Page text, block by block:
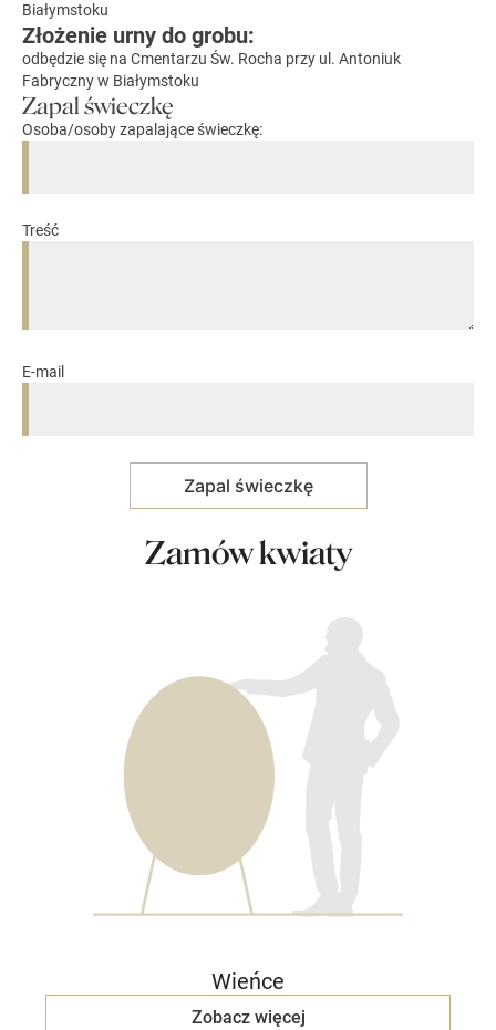
Białymstoku
Złożenie urny do grobu:
odbędzie się na Cmentarzu Św. Rocha przy ul. Antoniuk
Fabryczny w Białymstoku
Zapal świeczkę
Osoba/osoby zapalające świeczkę:
Treść
E-mail
Zamów kwiaty
Wieńce
Zobacz więcej